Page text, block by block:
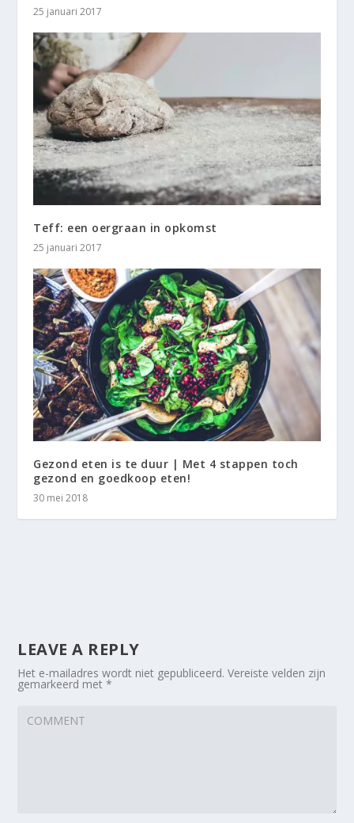
25 januari 2017
Teff: een oergraan in opkomst
25 januari 2017
Gezond eten is te duur | Met 4 stappen toch
gezond en goedkoop eten!
30 mei 2018
LEAVE A REPLY
Het e-mailadres wordt niet gepubliceerd. Vereiste velden zijn
gemarkeerd met*